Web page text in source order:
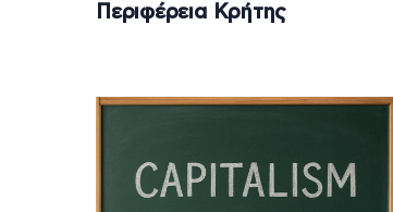
Περιφέρεια Κρήτης